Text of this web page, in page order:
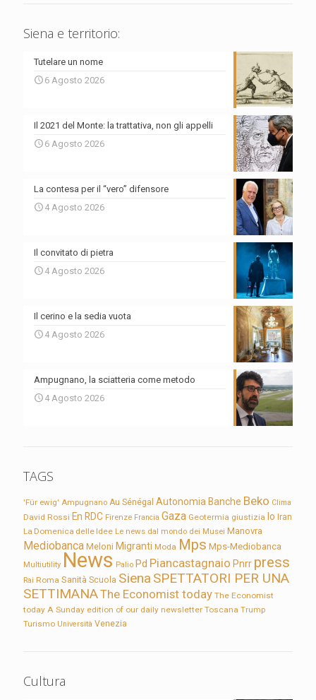
Siena e territorio:
Tutelare un nome
6 Agosto 2026
Il 2021 del Monte: la trattativa, non gli appelli
6 Agosto 2026
La contesa per il “vero” difensore
4 Agosto 2026
Il convitato di pietra
4 Agosto 2026
Il cerino e la sedia vuota
4 Agosto 2026
Ampugnano, la sciatteria come metodo
4 Agosto 2026
TAGS
'Für ewig' Ampugnano Au Sénégal Autonomia Banche Beko Clima
David Rossi En RDC Firenze Francia Gaza Geotermia giustizia Io Iran
La Domenica delle Idee Le news dal mondo dei Musei Manovra
Mediobanca Meloni Migranti Moda Mps Mps-Mediobanca
Multiutility News Palio Pd Piancastagnaio Pnrr press
Rai Roma Sanità Scuola Siena SPETTATORI PER UNA
SETTIMANAThe Economist today The Economist
today A Sunday edition of our daily newsletter Toscana Trump
Turismo Università Venezia
Cultura